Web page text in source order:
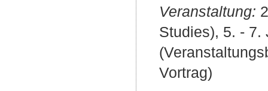
Veranstaltung:
Studies), 5. - 7.
Vortrag)